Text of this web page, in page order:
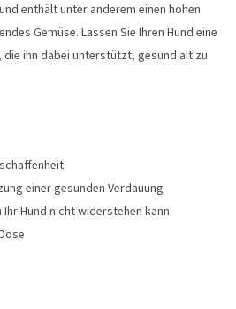
enthält unter anderem einen hohen
Gemüse. Lassen Sie Ihren Hund eine
ihn dabei unterstützt, gesund alt zu
einer gesunden Verdauung
Hund nicht widerstehen kann